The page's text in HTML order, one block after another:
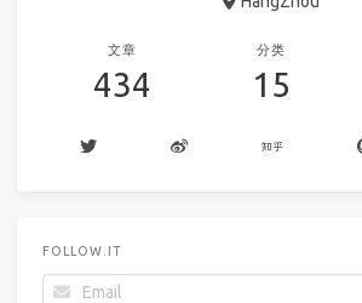
文章
434
分类
15
FOLLOW.IT